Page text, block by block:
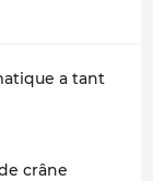
a tant
crâne